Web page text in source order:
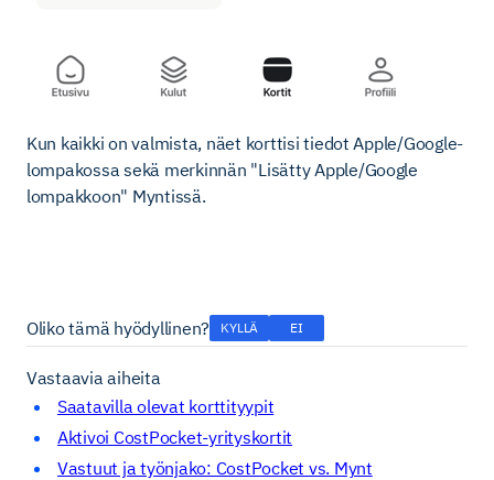
Kun kaikki on valmista, näet korttisi tiedot Apple/Google-
lompakossa sekä merkinnän "Lisätty Apple/Google
lompakkoon" Myntissä.
Oliko tämä hyödyllinen? KYLLÄ EI
Vastaavia aiheita
Saatavilla olevat korttityypit
Aktivoi CostPocket-yrityskortit
Vastuut ja työnjako: CostPocket vs. Mynt